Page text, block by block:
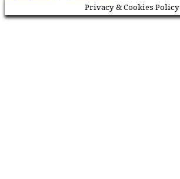
Privacy & Cookies Policy